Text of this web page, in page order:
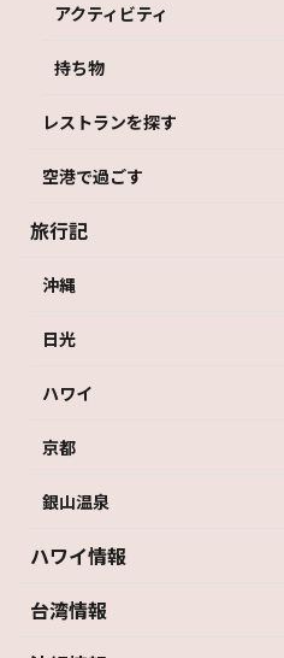
アクティビティ
持ち物
レストランを探す
空港で過ごす
旅行記
沖縄
日光
ハワイ
京都
銀山温泉
ハワイ情報
台湾情報